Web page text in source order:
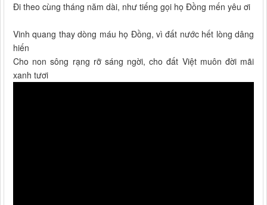
Đi theo cùng tháng năm dài, như tiếng gọi họ Đồng mến yêu ơi
Vinh quang thay dòng máu họ Đồng, vì đất nước hết lòng dâng
hiến
Cho non sông rạng rỡ sáng ngời, cho đất Việt muôn đời mãi
xanh tươi